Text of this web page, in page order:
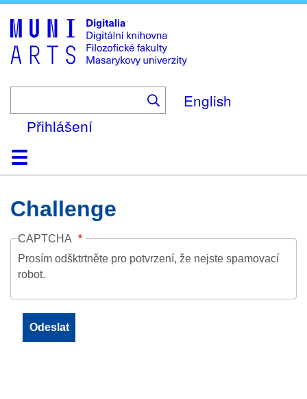
to
main
content
English
Přihlášení
DomůKolekce
Prohlížení
Vyhledávání
O platformě
Nápověda
KontaktDigitalia
Challenge
CAPTCHA
Prosím odšktrtněte pro potvrzení, že nejste spamovací
robot.